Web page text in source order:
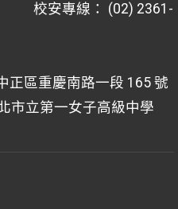
安專線： (02) 2361-
正區重慶南路一段 165 號
市立第一女子高級中學